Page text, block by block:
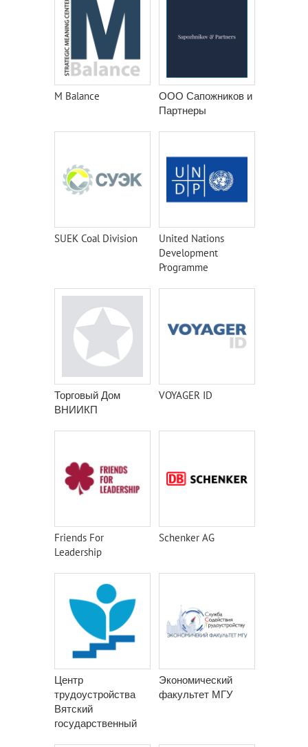
M Balance
ООО Сапожников и
Партнеры
SUEK Coal Division
United Nations
Development
Programme
Торговый Дом
ВНИИКП
VOYAGER ID
Friends For
Leadership
Schenker AG
Центр
трудоустройства
Вятский
государственный
Экономический
факультет МГУ